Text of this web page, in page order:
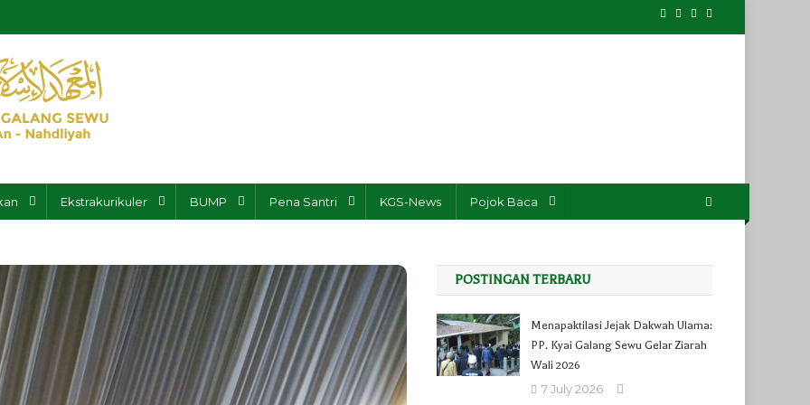
Ekstrakurikuler BUMP Pena Santri KGS-News Pojok Baca
POSTINGAN TERBARU
Menapaktilasi Jejak Dakwah Ulama:
PP. Kyai Galang Sewu Gelar Ziarah
Wali 2026
7 July 2026